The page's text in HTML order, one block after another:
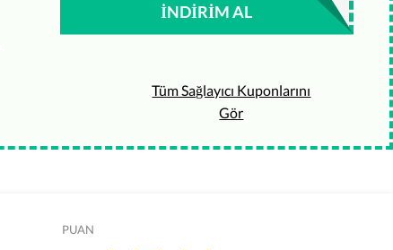
İNDIRIM AL
Tüm Sağlayıcı Kuponlarını
Gör
PUAN